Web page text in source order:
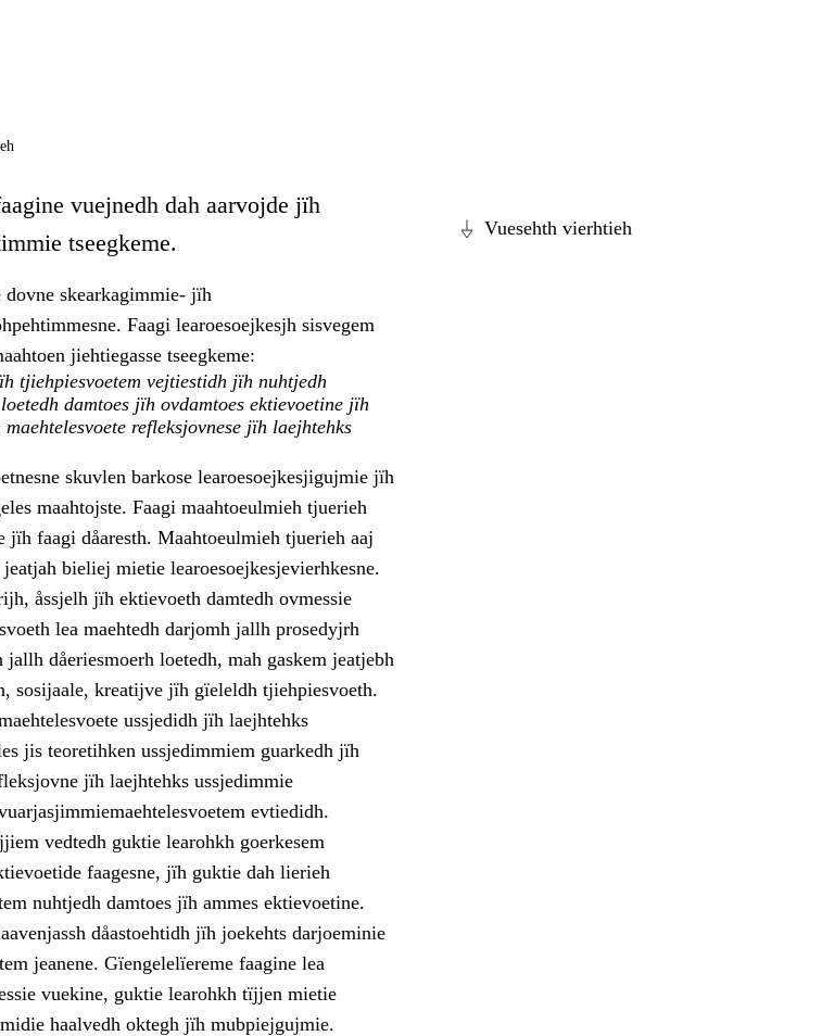
Vuesehth vierhtieh
vuejnedh dah aarvojde jïh
tseegkeme.
dovne skearkagimmie- jïh
Faagi learoesoejkesjh sisvegem
jiehtiegasse tseegkeme:
tjiehpiesvoetem vejtiestidh jïh nuhtjedh
damtoes jïh ovdamtoes ektievoetine jïh
refleksjovnese jïh laejhtehks
skuvlen barkose learoesoejkesjigujmie jïh
maahtojste. Faagi maahtoeulmieh tjuerieh
jïh faagi dåaresth. Maahtoeulmieh tjuerieh aaj
bieliej mietie learoesoejkesjevierhkesne.
åssjelh jïh ektievoeth damtedh ovmessie
lea maehtedh darjomh jallh prosedyjrh
jallh dåeriesmoerh loetedh, mah gaskem jeatjebh
sosijaale, kreatijve jïh gïeleldh tjiehpiesvoeth.
ussjedidh jïh laejhtehks
jis teoretihken ussjedimmiem guarkedh jïh
jïh laejhtehks ussjedimmie
evtiedidh.
vedtedh guktie learohkh goerkesem
faagesne, jïh guktie dah lierieh
nuhtjedh damtoes jïh ammes ektievoetine.
dåastoehtidh jïh joekehts darjoeminie
jeanene. Gïengelelïereme faagine lea
vuekine, guktie learohkh tïjjen mietie
haalvedh oktegh jïh mubpiejgujmie.